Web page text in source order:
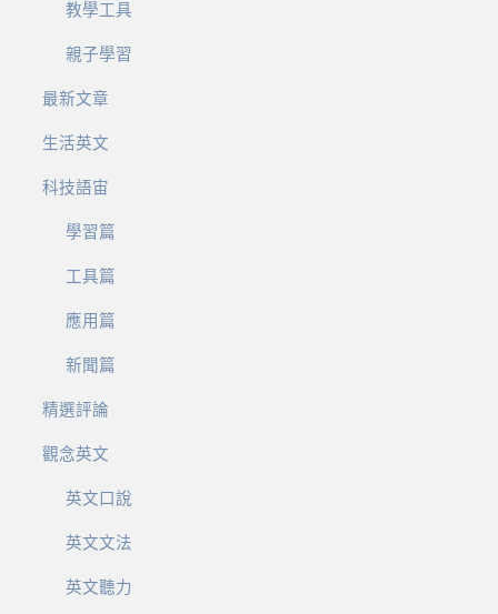
教學工具
親子學習
最新文章
生活英文
科技語宙
學習篇
工具篇
應用篇
新聞篇
精選評論
觀念英文
英文口說
英文文法
英文聽力